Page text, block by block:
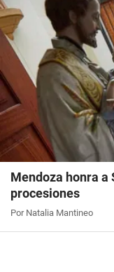
Mendoza honra a
procesiones
Por Natalia Mantineo